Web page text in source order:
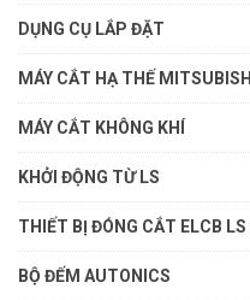
DỤNG CỤ LẮP ĐẶT
MÁY CẮT HẠ THẾ MITSUBISHI
MÁY CẮT KHÔNG KHÍ
KHỞI ĐỘNG TỪ LS
THIẾT BỊ ĐÓNG CẮT ELCB LS
BỘ ĐẾM AUTONICS